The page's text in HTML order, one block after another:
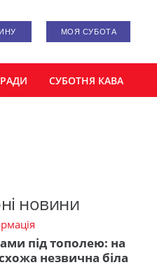
МОЯ СУБОТА
СУБОТНЯ КАВА
новини
під тополею: на
незвична біла